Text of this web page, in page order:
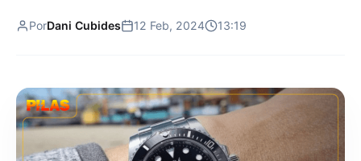
SUSCRÍBETE
PorDani Cubides 12 Feb, 2024 13:19